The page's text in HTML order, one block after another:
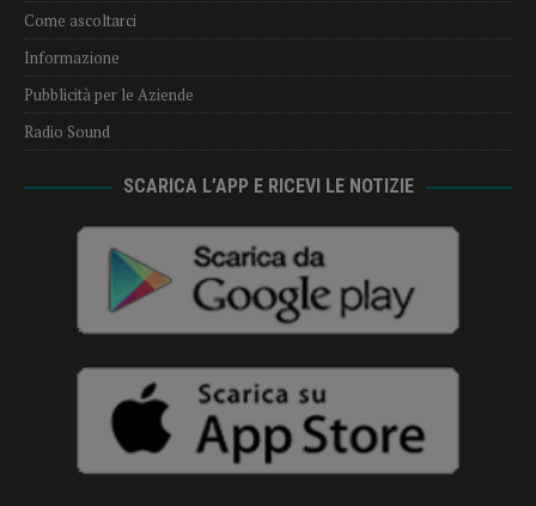
Come ascoltarci
Informazione
Pubblicità per le Aziende
Radio Sound
SCARICA L’APP E RICEVI LE NOTIZIE